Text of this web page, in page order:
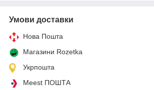
Умови доставки
Нова Пошта
Магазини Rozetka
Укрпошта
Meest ПОШТА